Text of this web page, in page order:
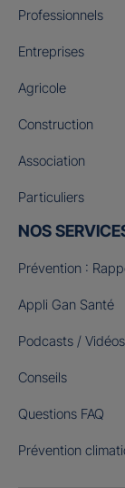
Professionnels
Entreprises
Agricole
Construction
Association
Particuliers
NOS
Prévention :
Appli Gan Santé
Podcasts / Vidéos
Conseils
Questions FAQ
Prévention